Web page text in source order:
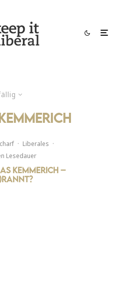
· Liberales ·
Lesedauer
Kemmerich –